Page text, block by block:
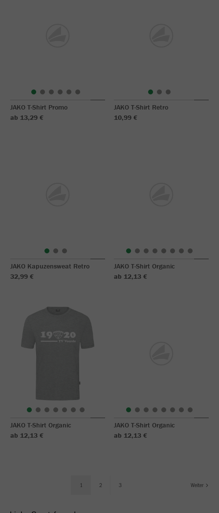
JAKO T-Shirt Promo
ab 13,29 €
JAKO T-Shirt Retro
10,99 €
JAKO Kapuzensweat Retro
32,99 €
JAKO T-Shirt Organic
ab 12,13 €
JAKO T-Shirt Organic
ab 12,13 €
JAKO T-Shirt Organic
ab 12,13 €
1 2 3 Weiter